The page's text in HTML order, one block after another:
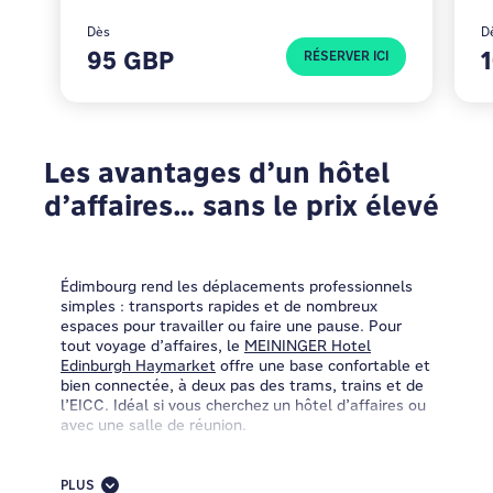
Dès
95 GBP RÉSERVER ICI
Les avantages d’un hôtel
d’affaires… sans le prix élevé
Édimbourg rend les déplacements professionnels
simples : transports rapides et de nombreux
espaces pour travailler ou faire une pause. Pour
tout voyage d’affaires, le MEININGER Hotel
Edinburgh Haymarket offre une base confortable et
bien connectée, à deux pas des trams, trains et de
l’EICC. Idéal si vous cherchez un hôtel d’affaires ou
avec une salle de réunion.
médiévales, élégantes maisons georgiennes, pubs
PLUS